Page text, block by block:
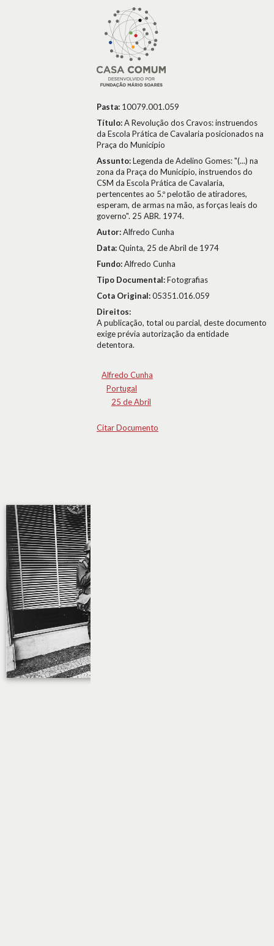
Pasta: 10079.001.059
Título:A Revolução dos Cravos: instruendos
da Escola Prática de Cavalaria posicionados na
Praça do Município
Assunto:Legenda de Adelino Gomes: "(...) na
zona da Praça do Município, instruendos do
CSM da Escola Prática de Cavalaria,
pertencentes ao 5.º pelotão de atiradores,
esperam, de armas na mão, as forças leais do
governo". 25 ABR. 1974.
Autor:Alfredo Cunha
Data:Quinta, 25 de Abril de 1974
Fundo:Alfredo Cunha
Tipo Documental:Fotografias
Cota Original:05351.016.059
Direitos:
A publicação, total ou parcial, deste documento
exige prévia autorização da entidade
detentora.
Alfredo Cunha
Portugal
25 de Abril
Citar Documento